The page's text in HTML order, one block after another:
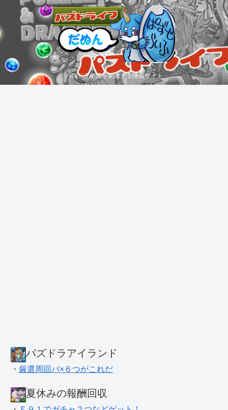
パズドラ生活を刺激する情報サイト
パズドラアイランド
・ 厳選周回パ×６つがこれだ
夏休みの報酬回収